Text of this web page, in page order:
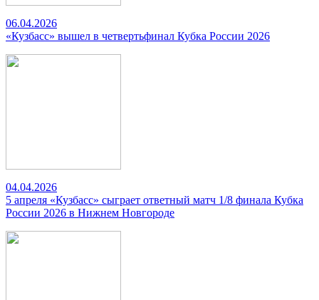
06.04.2026
«Кузбасс» вышел в четвертьфинал Кубка России 2026
04.04.2026
5 апреля «Кузбасс» сыграет ответный матч 1/8 финала Кубка
России 2026 в Нижнем Новгороде